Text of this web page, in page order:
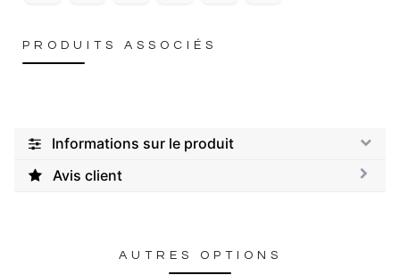
PRODUITS ASSOCIÉS
Informations sur le produit
Avis client
AUTRES OPTIONS